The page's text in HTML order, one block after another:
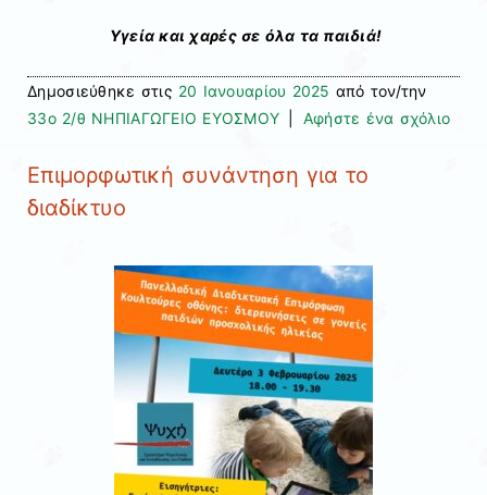
Υγεία και χαρές σε όλα τα παιδιά!
Δημοσιεύθηκε στις 20 Ιανουαρίου 2025 από τον/την
33ο 2/θ ΝΗΠΙΑΓΩΓΕΙΟ ΕΥΟΣΜΟΥ
Αφήστε ένα σχόλιο
Επιμορφωτική συνάντηση για το
διαδίκτυο